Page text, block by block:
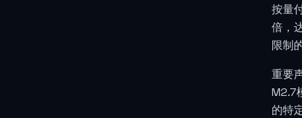
按量
倍，
限制
重要
M2.7
的特